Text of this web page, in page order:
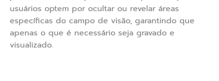
usuários optem por ocultar ou revelar áreas
específicas do campo de visão, garantindo que
apenas o que é necessário seja gravado e
visualizado.